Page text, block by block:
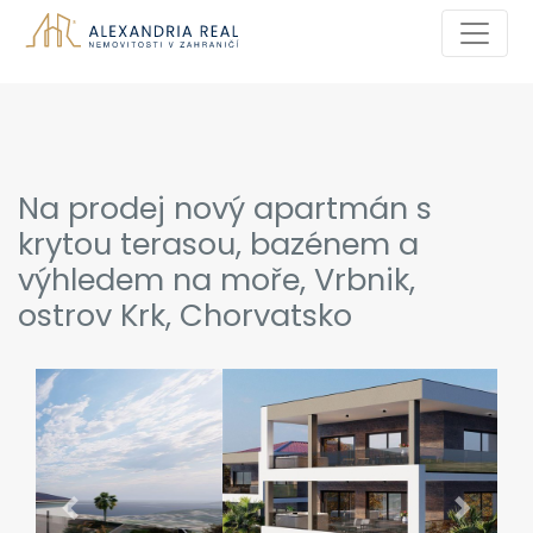
Na prodej nový apartmán s
krytou terasou, bazénem a
výhledem na moře, Vrbnik,
ostrov Krk, Chorvatsko
Previous Next